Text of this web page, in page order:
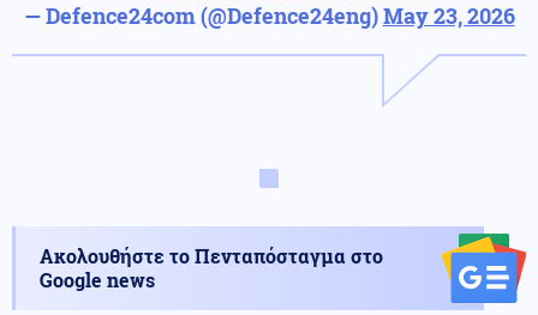
— Defence24com (@Defence24eng)May 23, 2026
Ακολουθήστε το Πενταπόσταγμα στο
Google news